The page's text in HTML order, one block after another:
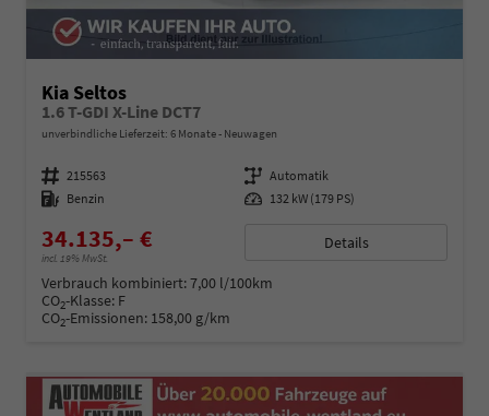
Kia Seltos
1.6 T-GDI X-Line DCT7
unverbindliche Lieferzeit: 6 Monate Neuwagen
Fahrzeugnummer 215563 Getriebe Automatik
Kraftstoff Benzin Leistung 132 kW (179 PS)
34.135,– €
incl. 19% MwSt.
Details
Verbrauch kombiniert:7,00 l/100km
CO2-Klasse: F
CO2-Emissionen: 158,00 g/km